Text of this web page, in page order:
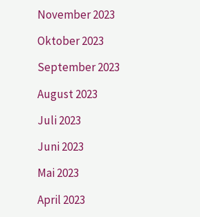
November 2023
Oktober 2023
September 2023
August 2023
Juli 2023
Juni 2023
Mai 2023
April 2023